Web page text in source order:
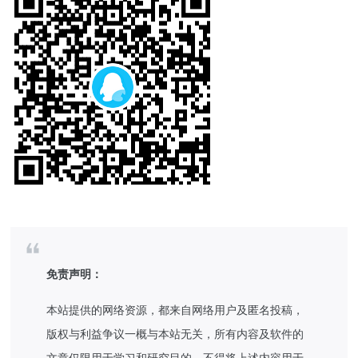
免责声明：
本站提供的网络资源，都来自网络用户及匿名投稿，
版权与利益争议一概与本站无关，所有内容及软件的